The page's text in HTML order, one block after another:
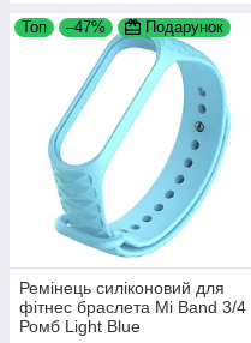
Топ –47% Подарунок
Ремінець силіконовий для
фітнес браслета Mi Band 3/4
Ромб Light Blue